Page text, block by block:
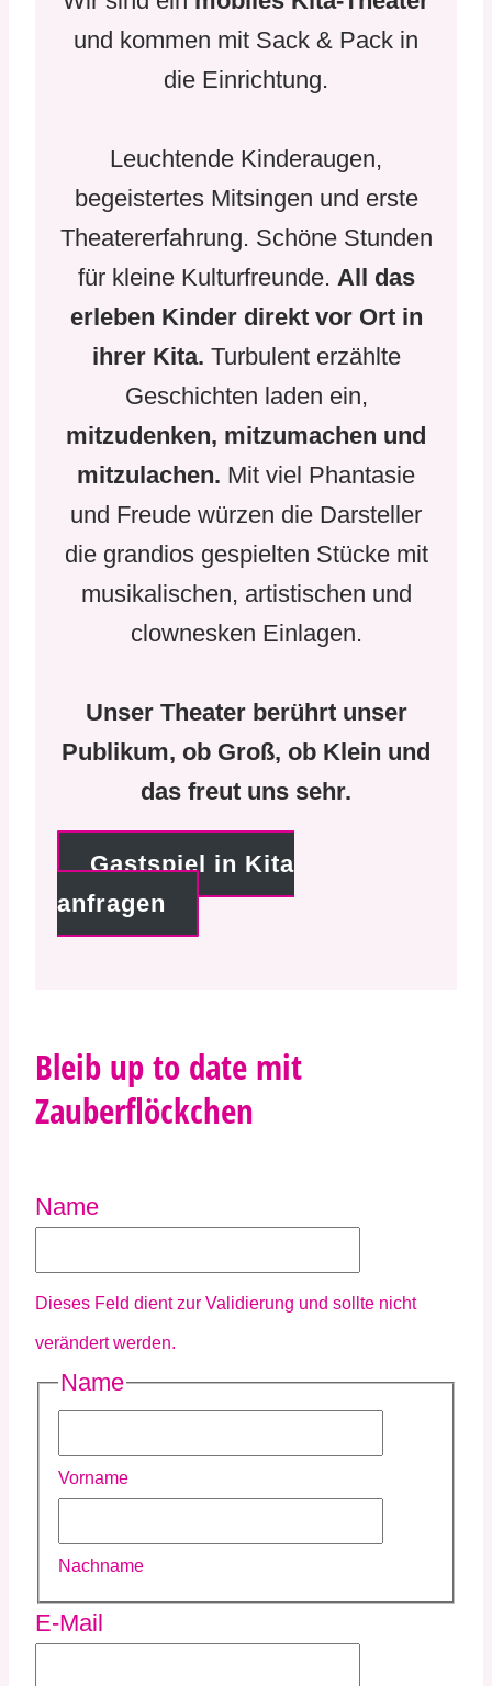
und kommen mit Sack & Pack in
die Einrichtung.
Leuchtende Kinderaugen,
begeistertes Mitsingen und erste
Theatererfahrung. Schöne Stunden
für kleine Kulturfreunde. All das
erleben Kinder direkt vor Ort in
ihrer Kita. Turbulent erzählte
Geschichten laden ein,
mitzudenken, mitzumachen und
mitzulachen. Mit viel Phantasie
und Freude würzen die Darsteller
die grandios gespielten Stücke mit
musikalischen, artistischen und
clownesken Einlagen.
Unser Theater berührt unser
Publikum, ob Groß, ob Klein und
das freut uns sehr.
Gastspiel in Kita
anfragen
Bleib up to date mit
Zauberflöckchen
Name
Dieses Feld dient zur Validierung und sollte nicht
verändert werden.
Name
Vorname
Nachname
E-Mail